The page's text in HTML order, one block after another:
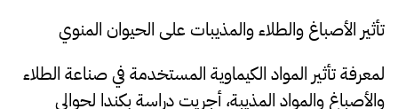
تأثير الأصباغ والطلاء والمذيبات على الحيوان المنوي
لمعرفة تأثير المواد الكيماوية المستخدمة في صناعة الطلاء
والأصباغ والمواد المذيبة، أجريت دراسة بكندا لحوالي